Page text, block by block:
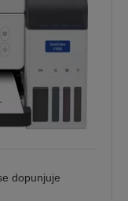
dopunjuje